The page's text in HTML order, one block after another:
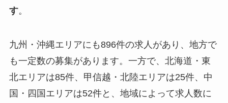
す。
九州・沖縄エリアにも896件の求人があり、地方で
も一定数の募集があります。一方で、北海道・東
北エリアは85件、甲信越・北陸エリアは25件、中
国・四国エリアは52件と、地域によって求人数に